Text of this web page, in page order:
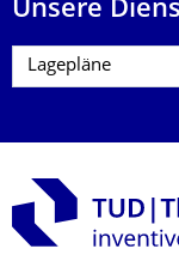
Unsere